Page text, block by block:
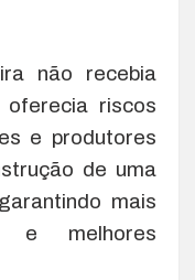
não recebia
riscos
e produtores
de uma
mais
e melhores